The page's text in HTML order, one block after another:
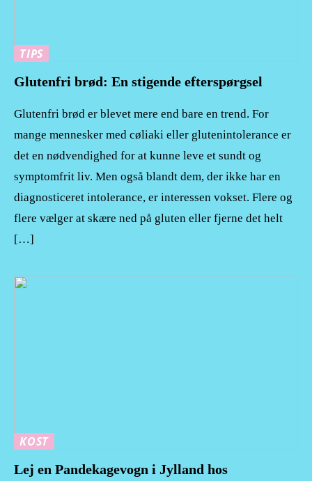
TIPS
Glutenfri brød: En stigende efterspørgsel
Glutenfri brød er blevet mere end bare en trend. For
mange mennesker med cøliaki eller glutenintolerance er
det en nødvendighed for at kunne leve et sundt og
symptomfrit liv. Men også blandt dem, der ikke har en
diagnosticeret intolerance, er interessen vokset. Flere og
flere vælger at skære ned på gluten eller fjerne det helt
[…]
KOST
Lej en Pandekagevogn i Jylland hos